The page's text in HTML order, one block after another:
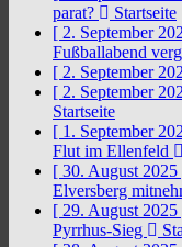
parat?
Startseite
[ 2. September
Fußballabend
[ 2. September
[ 2. September
Startseite
[ 1. September
Flut im Ellenfeld
[ 30. August 2025
Elversberg
[ 29. August 2025
Pyrrhus-Sieg